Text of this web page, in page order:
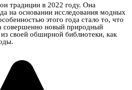
традиции в 2022 году. Она
на основании исследования модных
этого года стало то, что
совершенно новый природный
своей обширной библиотеки, как